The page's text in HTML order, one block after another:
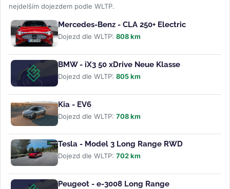
nejdelším dojezdem podle WLTP.
Mercedes-Benz - CLA 250+ Electric
Dojezd dle WLTP: 808 km
BMW - iX3 50 xDrive Neue Klasse
Dojezd dle WLTP: 805 km
Kia - EV6
Dojezd dle WLTP: 708 km
Tesla - Model 3 Long Range RWD
Dojezd dle WLTP: 702 km
Peugeot - e-3008 Long Range